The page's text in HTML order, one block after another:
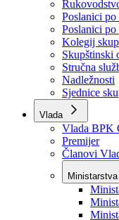
Skupština
Skupština
Poslanici po
Poslanici po
Kolegij
Skupštinski
Stručna
Nadležnosti
Sjednice
Vlada
Vlada BPK
Premijer
Članovi
Ministarstva